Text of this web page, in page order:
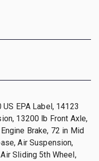
EPA Label, 14123
13200 lb Front Axle,
Brake, 72 in Mid
Air Suspension,
Sliding 5th Wheel,